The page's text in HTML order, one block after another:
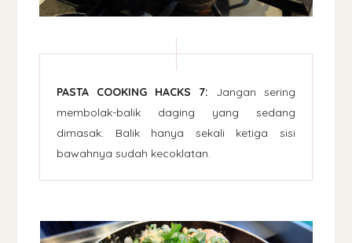
PASTA COOKING HACKS 7: Jangan sering
membolak-balik daging yang sedang
dimasak. Balik hanya sekali ketiga sisi
bawahnya sudah kecoklatan.